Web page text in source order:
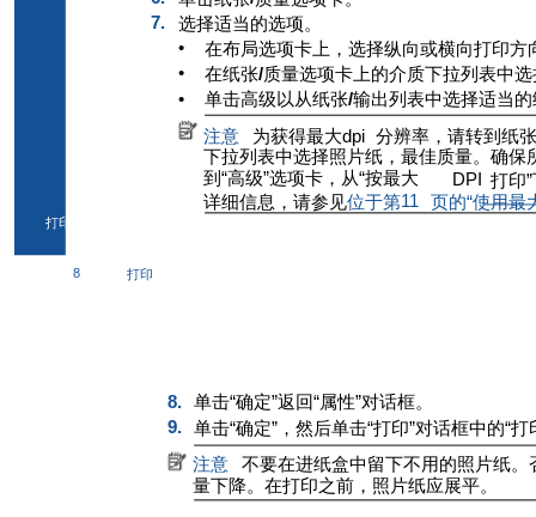
7.
选择适当的选项。
•
在布局选项卡上，选择纵向或横向打印方
•
在纸张/质量选项卡上的介质下拉列表中
•
单击高级以从纸张/输出列表中选择适当
注意
为获得最大dpi 分辨率，请转到纸张
下拉列表中选择照片纸，最佳质量。确保
到“高级”选项卡，从“按最大
DPI 打印
详细信息，请参见位于第11 页的“使用最
8 打印
打印
8. 单击“确定”返回“属性”对话框。
9. 单击“确定”，然后单击“打印”对话框中的“打
注意
不要在进纸盒中留下不用的照片纸
量下降。在打印之前，照片纸应展平。